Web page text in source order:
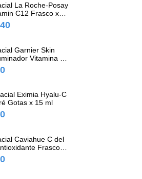
La Roche-Posay
C12 Frasco x
Garnier Skin
Vitamina C
ml
Eximia Hyalu-C
Gotas x 15 ml
Caviahue C del
Frasco x